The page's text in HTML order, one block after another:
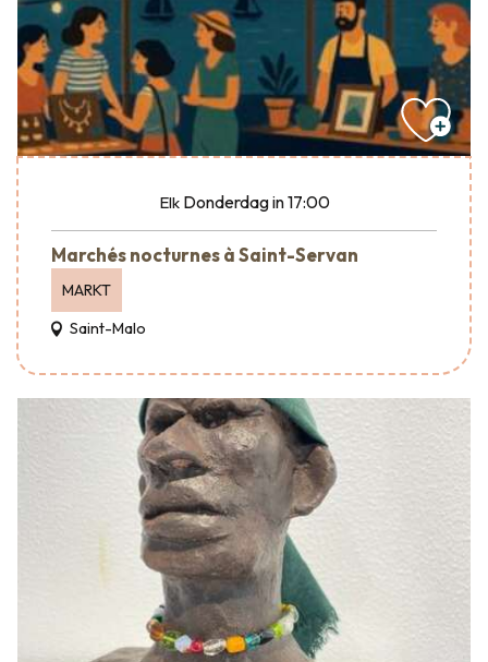
Elk Donderdagin 17:00
Marchés nocturnes à Saint-Servan
MARKT
Saint-Malo